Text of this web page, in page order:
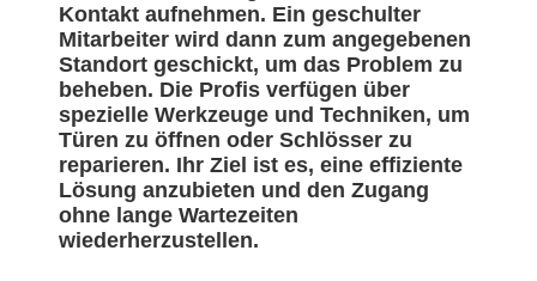
Kontakt aufnehmen. Ein geschulter
Mitarbeiter wird dann zum angegebenen
Standort geschickt, um das Problem zu
beheben. Die Profis verfügen über
spezielle Werkzeuge und Techniken, um
Türen zu öffnen oder Schlösser zu
reparieren. Ihr Ziel ist es, eine effiziente
Lösung anzubieten und den Zugang
ohne lange Wartezeiten
wiederherzustellen.